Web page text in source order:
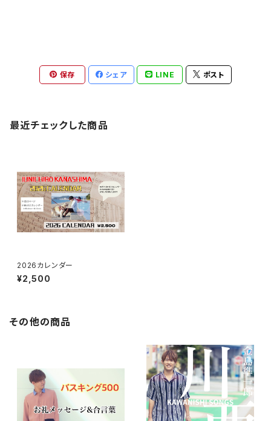
保存 シェア LINE ポスト
最近チェックした商品
2026カレンダー
¥2,500
その他の商品